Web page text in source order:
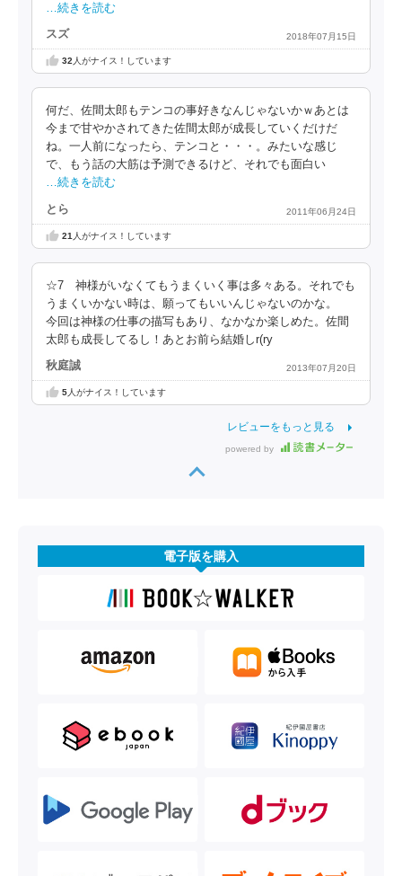
…続きを読む
スズ 2018年07月15日
32 人がナイス！しています
何だ、佐間太郎もテンコの事好きなんじゃないかｗあとは
今まで甘やかされてきた佐間太郎が成長していくだけだ
ね。一人前になったら、テンコと・・・。みたいな感じ
で、もう話の大筋は予測できるけど、それでも面白い
…続きを読む
とら 2011年06月24日
21 人がナイス！しています
☆7 神様がいなくてもうまくいく事は多々ある。それでも
うまくいかない時は、願ってもいいんじゃないのかな。
今回は神様の仕事の描写もあり、なかなか楽しめた。佐間
太郎も成長してるし！あとお前ら結婚しr(ry
秋庭誠 2013年07月20日
5人がナイス！しています
レビューをもっと見る
powered by
電子版を購入